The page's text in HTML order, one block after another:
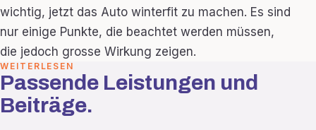
wichtig, jetzt das Auto winterfit zu machen. Es sind
nur einige Punkte, die beachtet werden müssen,
die jedoch grosse Wirkung zeigen.
WEITERLESEN
Passende Leistungen und
Beiträge.